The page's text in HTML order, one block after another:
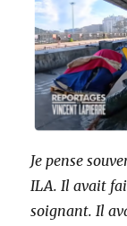
Je pense
ILA. Il avait
soignant. Il